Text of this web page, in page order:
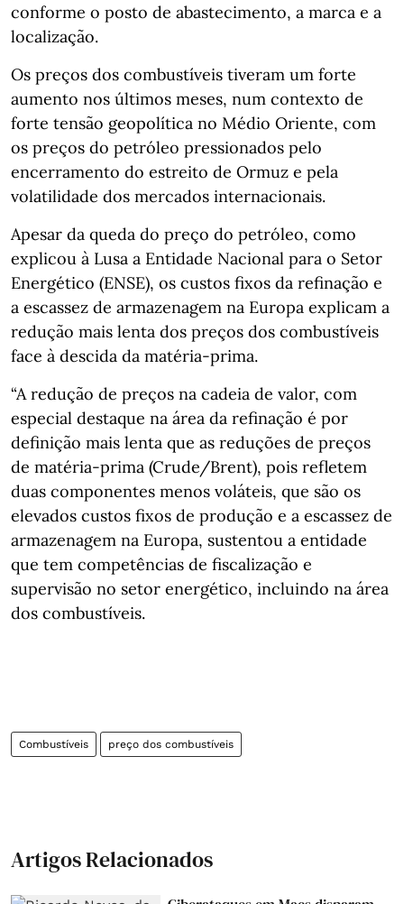
conforme o posto de abastecimento, a marca e a
localização.
Os preços dos combustíveis tiveram um forte
aumento nos últimos meses, num contexto de
forte tensão geopolítica no Médio Oriente, com
os preços do petróleo pressionados pelo
encerramento do estreito de Ormuz e pela
volatilidade dos mercados internacionais.
Apesar da queda do preço do petróleo, como
explicou à Lusa a Entidade Nacional para o Setor
Energético (ENSE), os custos fixos da refinação e
a escassez de armazenagem na Europa explicam a
redução mais lenta dos preços dos combustíveis
face à descida da matéria-prima.
“A redução de preços na cadeia de valor, com
especial destaque na área da refinação é por
definição mais lenta que as reduções de preços
de matéria-prima (Crude/Brent), pois refletem
duas componentes menos voláteis, que são os
elevados custos fixos de produção e a escassez de
armazenagem na Europa, sustentou a entidade
que tem competências de fiscalização e
supervisão no setor energético, incluindo na área
dos combustíveis.
Combustíveis preço dos combustíveis
Artigos Relacionados